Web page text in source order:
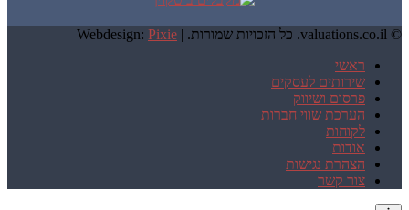
© valuations.co.il. כל הזכויות שמורות. | Webdesign: Pixie
ראשי
שירותים לעסקים
פרסום ושיווק
הערכת שווי חברות
לקוחות
אודות
הצהרת נגישות
צור קשר